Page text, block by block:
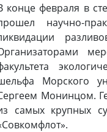
конце февраля в
научно-
Морского
Монинцом.
самых крупных